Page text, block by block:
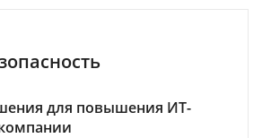
для повышения ИТ-